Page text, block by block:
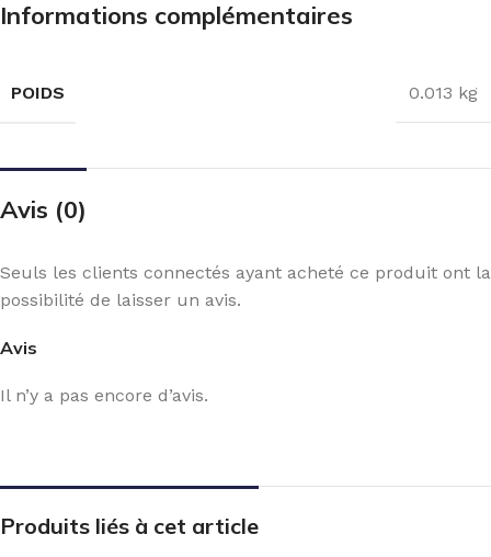
Informations complémentaires
POIDS 0.013 kg
Avis (0)
Avis
Il n’y a pas encore d’avis.
Seuls les clients connectés ayant acheté ce produit ont la
possibilité de laisser un avis.
Produits liés à cet article